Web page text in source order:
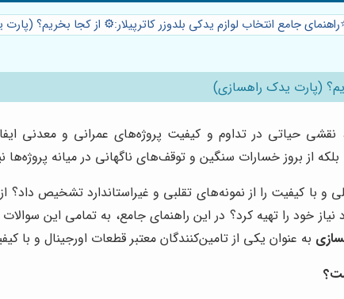
جامع انتخاب لوازم یدکی بلدوزر کاترپیلار:⚙️ از کجا بخریم؟
(پارت یدک راهسازی)
نقشی حیاتی در تداوم و کیفیت پروژه‌های عمرانی و معدنی
از بروز خسارات سنگین و توقف‌های ناگهانی در میانه پروژه‌ها
و با کیفیت را از نمونه‌های تقلبی و غیراستاندارد تشخیص داد؟
نیاز خود را تهیه کرد؟ در این راهنمای جامع، به تمامی این
به عنوان یکی از تامین‌کنندگان معتبر قطعات اورجینال و با